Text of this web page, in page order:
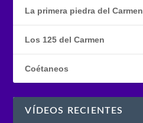
La primera piedra del Carmen
Los 125 del Carmen
Coétaneos
VÍDEOS RECIENTES